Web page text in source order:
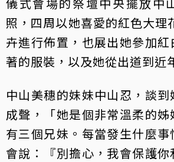
照，四周以她喜愛的紅色大理
卉進行佈置，也展出她參加
著的服裝，以及她從出道到近
中山美穗的妹妹中山忍，談
成聲，「她是個非常溫柔的
有三個兄妹。每當發生什麼
會說：『別擔心，我會保護